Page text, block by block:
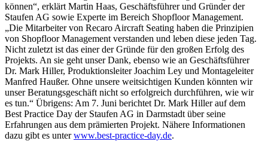
können“, erklärt Martin Haas, Geschäftsführer und Gründer der
Staufen AG sowie Experte im Bereich Shopfloor Management.
„Die Mitarbeiter von Recaro Aircraft Seating haben die Prinzipien
von Shopfloor Management verstanden und leben diese jeden Tag.
Nicht zuletzt ist das einer der Gründe für den großen Erfolg des
Projekts. An sie geht unser Dank, ebenso wie an Geschäftsführer
Dr. Mark Hiller, Produktionsleiter Joachim Ley und Montageleiter
Manfred Haußer. Ohne unsere weitsichtigen Kunden könnten wir
unser Beratungsgeschäft nicht so erfolgreich durchführen, wie wir
es tun.“ Übrigens: Am 7. Juni berichtet Dr. Mark Hiller auf dem
Best Practice Day der Staufen AG in Darmstadt über seine
Erfahrungen aus dem prämierten Projekt. Nähere Informationen
dazu gibt es unterwww.best-practice-day.de.